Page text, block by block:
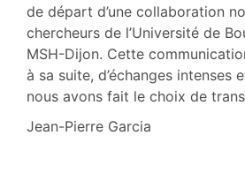
de départ d’une collaboration
chercheurs de l’Université de
MSH-Dijon. Cette
à sa suite, d’échanges intenses
nous avons fait le choix de
Jean-Pierre Garcia